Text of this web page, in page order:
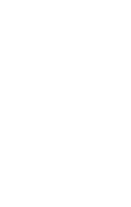
gaten ontdekt?